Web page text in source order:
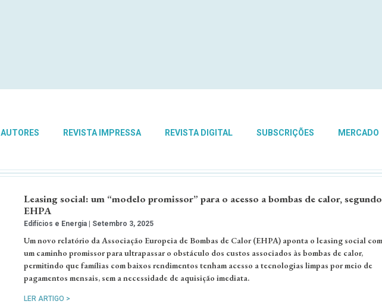
AUTORES REVISTA IMPRESSA REVISTA DIGITAL SUBSCRIÇÕES MERCADO
Leasing social: um “modelo promissor” para o acesso a bombas de calor,
EHPA
Edifícios e Energia Setembro 3, 2025
Um novo relatório da Associação Europeia de Bombas de Calor (EHPA) aponta o leasing social
um caminho promissor para ultrapassar o obstáculo dos custos associados às bombas de calor,
permitindo que famílias com baixos rendimentos tenham acesso a tecnologias limpas por meio de
pagamentos mensais, sem a necessidade de aquisição imediata.
LER ARTIGO >